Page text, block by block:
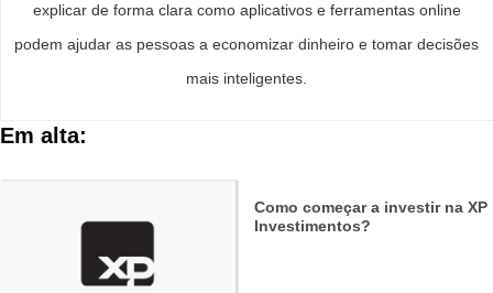
explicar de forma clara como aplicativos e ferramentas online
podem ajudar as pessoas a economizar dinheiro e tomar decisões
mais inteligentes.
Em alta:
Como começar a investir na XP
Investimentos?